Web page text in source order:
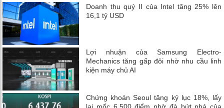
Doanh thu quý II của Intel tăng 25% lên
16,1 tỷ USD
Lợi nhuận của Samsung Electro-
Mechanics tăng gấp đôi nhờ nhu cầu linh
kiện máy chủ AI
Chứng khoán Seoul tăng kỷ lục 18%, lấy